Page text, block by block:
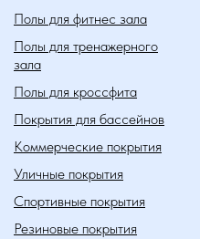
Полы для фитнес зала
Полы для тренажерного
зала
Полы для кроссфита
Покрытия для бассейнов
Коммерческие покрытия
Уличные покрытия
Спортивные покрытия
Резиновые покрытия